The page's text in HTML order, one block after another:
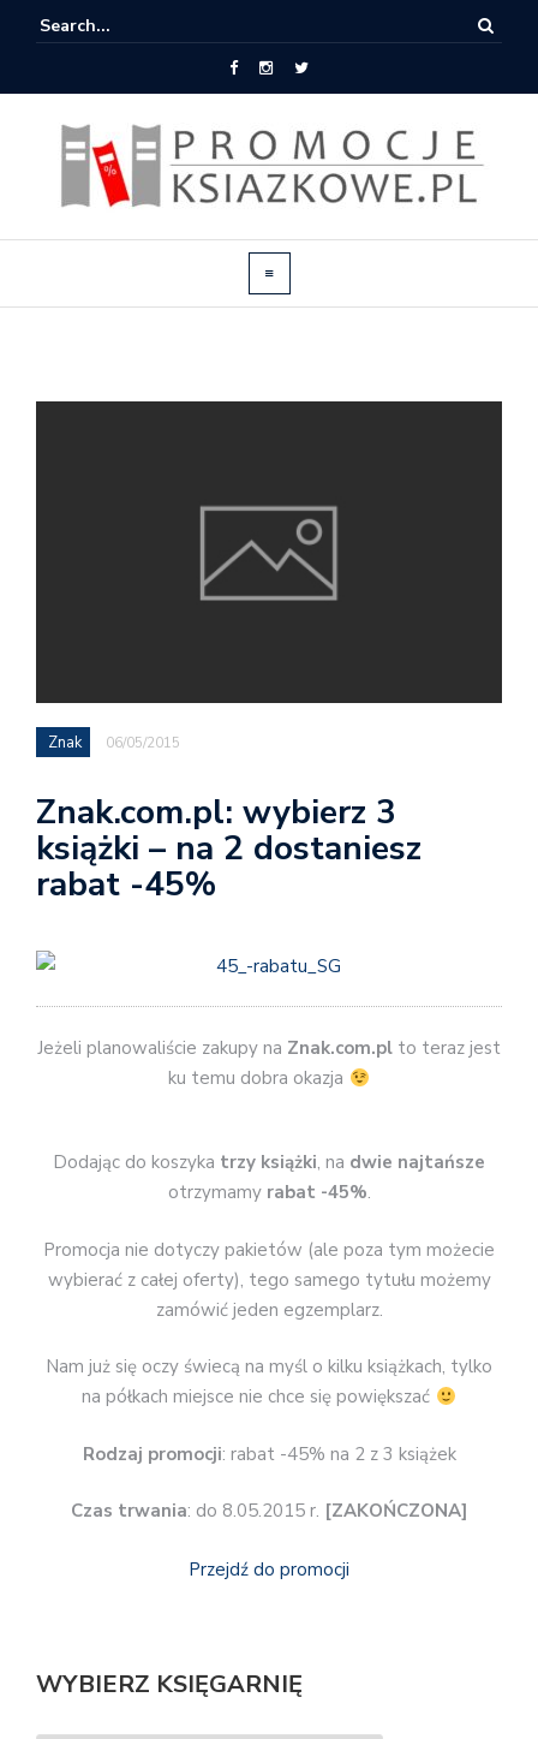
Znak 06/05/2015
Znak.com.pl: wybierz 3
książki – na 2 dostaniesz
rabat -45%
Jeżeli planowaliście zakupy na Znak.com.pl to teraz jest
ku temu dobra okazja
Dodając do koszyka trzy książki, na dwie najtańsze
otrzymamy rabat -45%.
Promocja nie dotyczy pakietów (ale poza tym możecie
wybierać z całej oferty), tego samego tytułu możemy
zamówić jeden egzemplarz.
Nam już się oczy świecą na myśl o kilku książkach, tylko
na półkach miejsce nie chce się powiększać
Rodzaj promocji: rabat -45% na 2 z 3 książek
Czas trwania: do 8.05.2015 r. [ZAKOŃCZONA]
Przejdź do promocji
WYBIERZ KSIĘGARNIĘ